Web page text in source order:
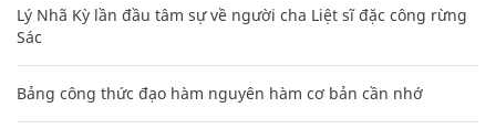
Lý Nhã Kỳ lần đầu tâm sự về người cha Liệt sĩ đặc công rừng
Sác
Bảng công thức đạo hàm nguyên hàm cơ bản cần nhớ